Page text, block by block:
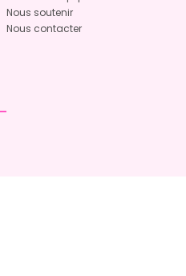
Nous soutenir
Nous contacter